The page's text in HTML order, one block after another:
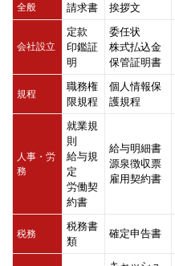
全般
請求書
挨拶文
会社設立
定款
印鑑証
明
委任状
株式払込金
保管証明書
規程
職務権
限規程
個人情報保
護規程
人事・労
務
就業規
則
給与規
定
労働契
約書
給与明細書
源泉徴収票
雇用契約書
税務
税務書
類
確定申告書